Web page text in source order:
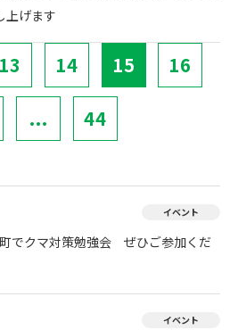
上げます
13 14 15 16
... 44
イベント
でクマ対策勉強会 ぜひご参加くだ
イベント